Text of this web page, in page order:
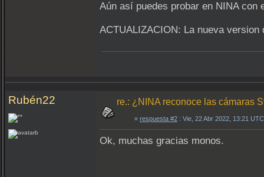
Aún así puedes probar en NINA con
ACTUALIZACION: La nueva
Rubén22 re.: ¿NINA reconoce las cámaras
« respuesta #2 : Vie, 22 Abr 2022, 13:21
Ok, muchas gracias monos.